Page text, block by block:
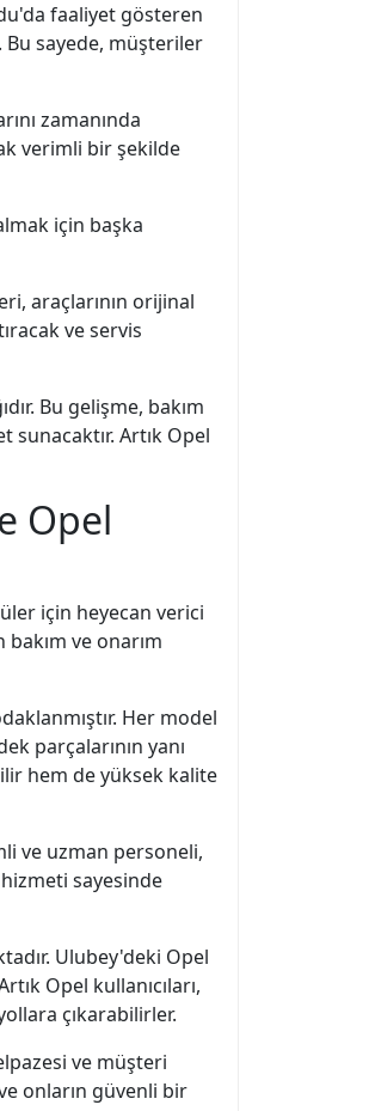
faaliyet gösteren
Bu sayede, müşteriler
zamanında
verimli bir şekilde
için başka
araçlarının orijinal
ve servis
Bu gelişme, bakım
Artık Opel
Opel
için heyecan verici
ve onarım
Her model
parçalarının yanı
hem de yüksek kalite
ve uzman personeli,
sayesinde
Ulubey'deki Opel
Opel kullanıcıları,
çıkarabilirler.
ve müşteri
onların güvenli bir